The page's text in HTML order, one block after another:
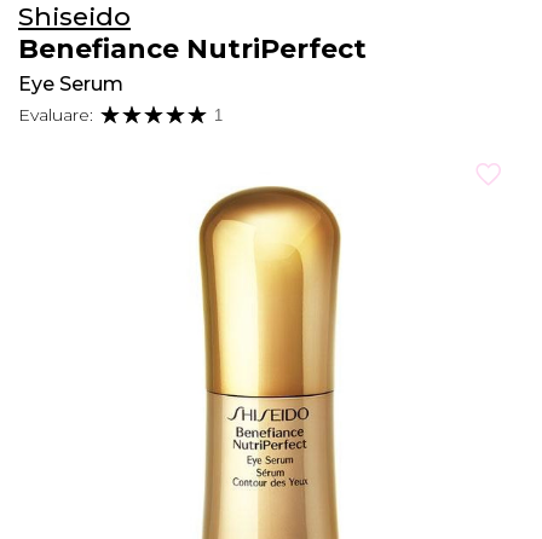
Shiseido
Benefiance NutriPerfect
Eye Serum
Evaluare: 1